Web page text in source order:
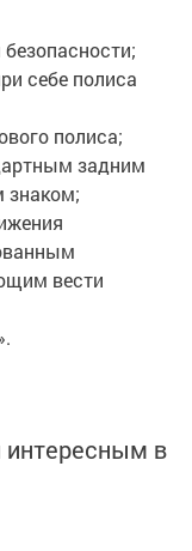
себе полиса
полиса;
задним
знаком;
вести
в